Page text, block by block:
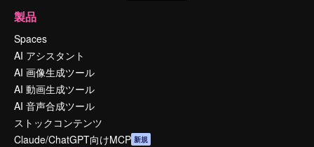
製品
Spaces
AI アシスタント
AI 画像生成ツール
AI 動画生成ツール
AI 音声合成ツール
ストックコンテンツ
Claude/ChatGPT向けMCP 新規